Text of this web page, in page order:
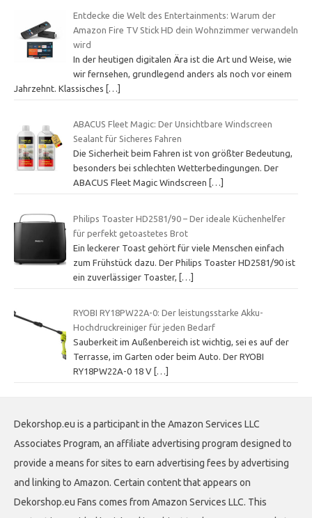
Entdecke die Welt des Entertainments: Warum der
Amazon Fire TV Stick HD dein Wohnzimmer verwandeln
wird
In der heutigen digitalen Ära ist die Art und Weise, wie
wir fernsehen, grundlegend anders als noch vor einem
Jahrzehnt. Klassisches […]
ABACUS Fleet Magic: Der Unsichtbare Windscreen
Sealant für Sicheres Fahren
Die Sicherheit beim Fahren ist von größter Bedeutung,
besonders bei schlechten Wetterbedingungen. Der
ABACUS Fleet Magic Windscreen
[…]
Philips Toaster HD2581/90 – Der ideale Küchenhelfer
für perfekt getoastetes Brot
Ein leckerer Toast gehört für viele Menschen einfach
zum Frühstück dazu. Der Philips Toaster HD2581/90 ist
ein zuverlässiger Toaster, […]
RYOBI RY18PW22A-0: Der leistungsstarke Akku-
Hochdruckreiniger für jeden Bedarf
Sauberkeit im Außenbereich ist wichtig, sei es auf der
Terrasse, im Garten oder beim Auto. Der RYOBI
RY18PW22A-0 18 V […]
Dekorshop.eu is a participant in the Amazon Services LLC
Associates Program, an affiliate advertising program designed to
provide a means for sites to earn advertising fees by advertising
and linking to Amazon. Certain content that appears on
Dekorshop.eu Fans comes from Amazon Services LLC. This